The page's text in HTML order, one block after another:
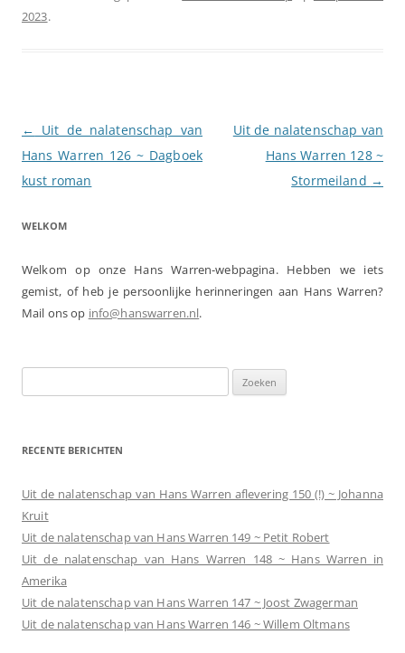
2023.
Berichtnavigatie
← Uit de nalatenschap van
Hans Warren 126 ~ Dagboek
kust roman
Uit de nalatenschap van
Hans Warren 128 ~
Stormeiland →
WELKOM
Welkom op onze Hans Warren-webpagina. Hebben we iets
gemist, of heb je persoonlijke herinneringen aan Hans Warren?
Mail ons op info@hanswarren.nl.
naar:
RECENTE BERICHTEN
Uit de nalatenschap van Hans Warren aflevering 150 (!) ~ Johanna
Kruit
Uit de nalatenschap van Hans Warren 149 ~ Petit Robert
Uit de nalatenschap van Hans Warren 148 ~ Hans Warren in
Amerika
Uit de nalatenschap van Hans Warren 147 ~ Joost Zwagerman
Uit de nalatenschap van Hans Warren 146 ~ Willem Oltmans